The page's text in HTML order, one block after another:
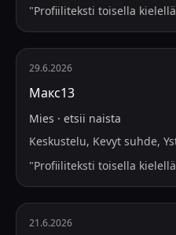
"Profiiliteksti toisella
29.6.2026
Макс13
Mies · etsii naista
Keskustelu, Kevyt suhde,
"Profiiliteksti toisella
21.6.2026